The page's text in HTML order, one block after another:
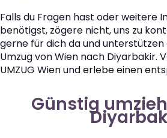
Falls du Fragen hast oder weitere
benötigst, zögere nicht, uns zu
gerne für dich da und
Umzug von Wien nach Diyarbakir.
UMZUG Wien und erlebe einen
Günstig